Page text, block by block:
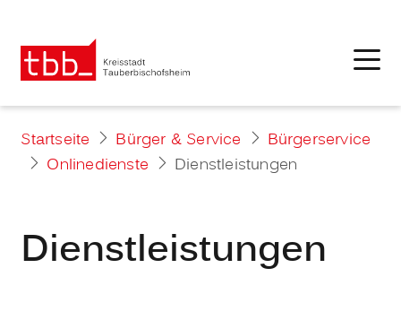
Startseite Bürger & Service
Bürgerservice
Onlinedienste
Dienstleistungen
Dienstleistungen